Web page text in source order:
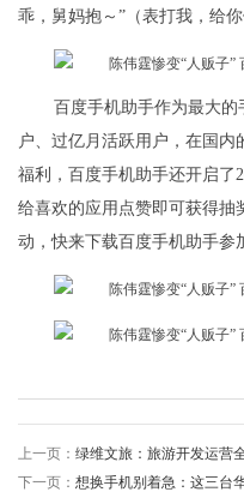
乖，舅妈抱～”（表打我，给你
百度手机助手作为最大
户、过亿月活跃用户，在国内
福利，百度手机助手还开启了
给喜欢的应用点赞即可获得抽
动，快来下载百度手机助手参
上一页： 绿维文旅：旅游开发运营
下一页： 想换手机别着急：这三台